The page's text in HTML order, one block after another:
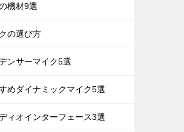
機材9選
の選び方
ンサーマイク5選
めダイナミックマイク5選
ィオインターフェース3選